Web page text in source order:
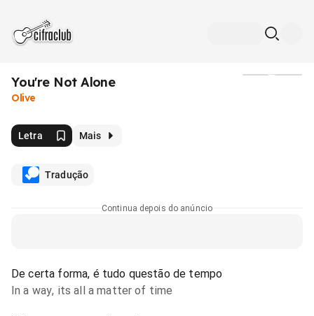
You're Not Alone
Olive
Letra Mais
Tradução
Continua depois do anúncio
De certa forma, é tudo questão de tempo
In a way, its all a matter of time